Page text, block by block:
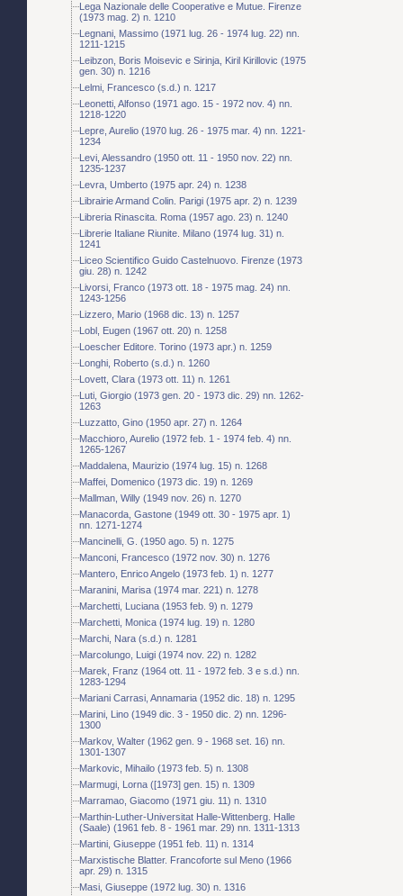
Lega Nazionale delle Cooperative e Mutue. Firenze
(1973 mag. 2) n. 1210
Legnani, Massimo (1971 lug. 26 - 1974 lug. 22) nn.
1211-1215
Leibzon, Boris Moisevic e Sirinja, Kiril Kirillovic (1975
gen. 30) n. 1216
Lelmi, Francesco (s.d.) n. 1217
Leonetti, Alfonso (1971 ago. 15 - 1972 nov. 4) nn.
1218-1220
Lepre, Aurelio (1970 lug. 26 - 1975 mar. 4) nn. 1221-
1234
Levi, Alessandro (1950 ott. 11 - 1950 nov. 22) nn.
1235-1237
Levra, Umberto (1975 apr. 24) n. 1238
Librairie Armand Colin. Parigi (1975 apr. 2) n. 1239
Libreria Rinascita. Roma (1957 ago. 23) n. 1240
Librerie Italiane Riunite. Milano (1974 lug. 31) n.
1241
Liceo Scientifico Guido Castelnuovo. Firenze (1973
giu. 28) n. 1242
Livorsi, Franco (1973 ott. 18 - 1975 mag. 24) nn.
1243-1256
Lizzero, Mario (1968 dic. 13) n. 1257
Lobl, Eugen (1967 ott. 20) n. 1258
Loescher Editore. Torino (1973 apr.) n. 1259
Longhi, Roberto (s.d.) n. 1260
Lovett, Clara (1973 ott. 11) n. 1261
Luti, Giorgio (1973 gen. 20 - 1973 dic. 29) nn. 1262-
1263
Luzzatto, Gino (1950 apr. 27) n. 1264
Macchioro, Aurelio (1972 feb. 1 - 1974 feb. 4) nn.
1265-1267
Maddalena, Maurizio (1974 lug. 15) n. 1268
Maffei, Domenico (1973 dic. 19) n. 1269
Mallman, Willy (1949 nov. 26) n. 1270
Manacorda, Gastone (1949 ott. 30 - 1975 apr. 1)
nn. 1271-1274
Mancinelli, G. (1950 ago. 5) n. 1275
Manconi, Francesco (1972 nov. 30) n. 1276
Mantero, Enrico Angelo (1973 feb. 1) n. 1277
Maranini, Marisa (1974 mar. 221) n. 1278
Marchetti, Luciana (1953 feb. 9) n. 1279
Marchetti, Monica (1974 lug. 19) n. 1280
Marchi, Nara (s.d.) n. 1281
Marcolungo, Luigi (1974 nov. 22) n. 1282
Marek, Franz (1964 ott. 11 - 1972 feb. 3 e s.d.) nn.
1283-1294
Mariani Carrasi, Annamaria (1952 dic. 18) n. 1295
Marini, Lino (1949 dic. 3 - 1950 dic. 2) nn. 1296-
1300
Markov, Walter (1962 gen. 9 - 1968 set. 16) nn.
1301-1307
Markovic, Mihailo (1973 feb. 5) n. 1308
Marmugi, Lorna ([1973] gen. 15) n. 1309
Marramao, Giacomo (1971 giu. 11) n. 1310
Marthin-Luther-Universitat Halle-Wittenberg. Halle
(Saale) (1961 feb. 8 - 1961 mar. 29) nn. 1311-1313
Martini, Giuseppe (1951 feb. 11) n. 1314
Marxistische Blatter. Francoforte sul Meno (1966
apr. 29) n. 1315
Masi, Giuseppe (1972 lug. 30) n. 1316